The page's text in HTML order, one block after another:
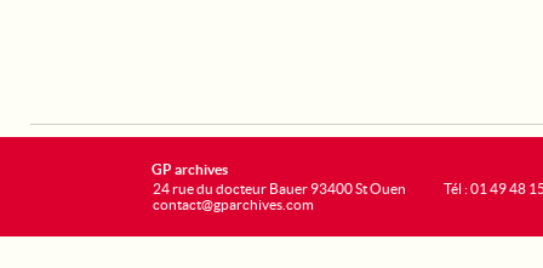
GP archives
24 rue du docteur Bauer 93400 St Ouen
contact@gparchives.com
Tél : 01 49 48